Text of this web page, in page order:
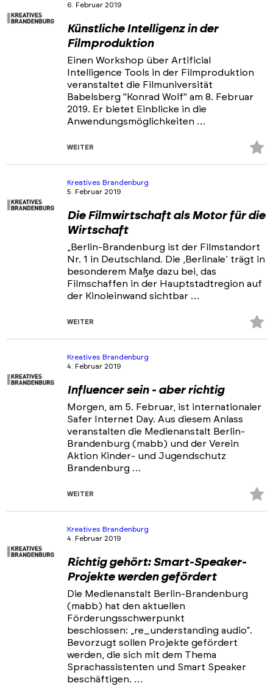
6. Februar 2019
Künstliche Intelligenz in der
Filmproduktion
Einen Workshop über Artificial
Intelligence Tools in der Filmproduktion
veranstaltet die Filmuniversität
Babelsberg "Konrad Wolf" am 8. Februar
2019. Er bietet Einblicke in die
Anwendungsmöglichkeiten …
WEITER
Kreatives Brandenburg
5. Februar 2019
Die Filmwirtschaft als Motor für die
Wirtschaft
„Berlin-Brandenburg ist der Filmstandort
Nr. 1 in Deutschland. Die ,Berlinale’ trägt in
besonderem Maße dazu bei, das
Filmschaffen in der Hauptstadtregion auf
der Kinoleinwand sichtbar …
WEITER
Kreatives Brandenburg
4. Februar 2019
Influencer sein - aber richtig
Morgen, am 5. Februar, ist internationaler
Safer Internet Day. Aus diesem Anlass
veranstalten die Medienanstalt Berlin-
Brandenburg (mabb) und der Verein
Aktion Kinder- und Jugendschutz
Brandenburg …
WEITER
Kreatives Brandenburg
4. Februar 2019
Richtig gehört: Smart-Speaker-
Projekte werden gefördert
Die Medienanstalt Berlin-Brandenburg
(mabb) hat den aktuellen
Förderungsschwerpunkt
beschlossen: „re_understanding audio“.
Bevorzugt sollen Projekte gefördert
werden, die sich mit dem Thema
Sprachassistenten und Smart Speaker
beschäftigen. …